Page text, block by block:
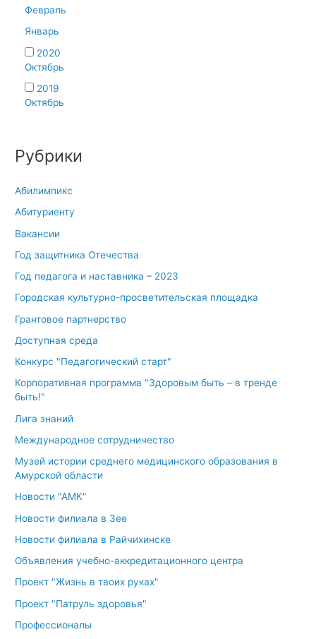
Февраль
Январь
2020
Октябрь
2019
Октябрь
Рубрики
Абилимпикс
Абитуриенту
Вакансии
Год защитника Отечества
Год педагога и наставника – 2023
Городская культурно-просветительская площадка
Грантовое партнерство
Доступная среда
Конкурс "Педагогический старт"
Корпоративная программа "Здоровым быть – в тренде
быть!"
Лига знаний
Международное сотрудничество
Музей истории среднего медицинского образования в
Амурской области
Новости "АМК"
Новости филиала в Зее
Новости филиала в Райчихинске
Объявления учебно-аккредитационного центра
Проект "Жизнь в твоих руках"
Проект "Патруль здоровья"
Профессионалы